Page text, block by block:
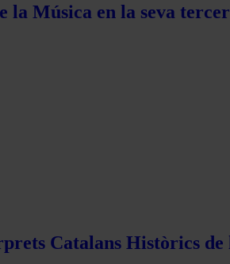
Música en la seva
Catalans Històrics de